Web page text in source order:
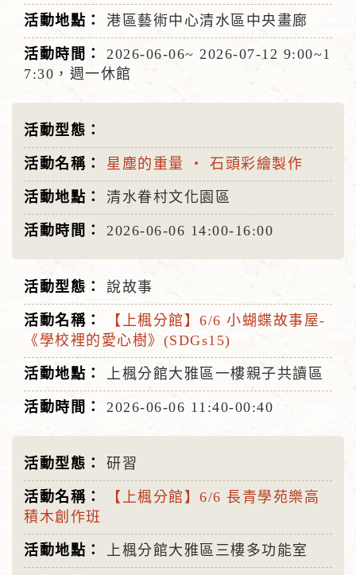
港區藝術中心清水區中央畫廊
2026-06-06~ 2026-07-12 9:00~1
7:30，週一休館
星塵的重量 ‧ 石頭彩繪製作
清水眷村文化園區
2026-06-06 14:00-16:00
說故事
【上楓分館】6/6 小蝴蝶故事屋-
《學校裡的愛心樹》(SDGs15)
上楓分館大雅區一樓親子共讀區
2026-06-06 11:40-00:40
研習
【上楓分館】6/6 長青學苑樂高
積木創作班
上楓分館大雅區三樓多功能室